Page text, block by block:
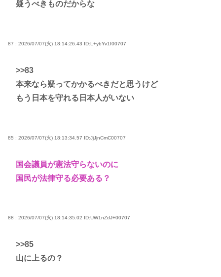
疑うべきものだからな
87 : 2026/07/07(火) 18:14:26.43 ID:L+ybYv1I00707
>>83
本来なら疑ってかかるべきだと思うけど
もう日本を守れる日本人がいない
85 : 2026/07/07(火) 18:13:34.57 ID:JjJjnCmC00707
国会議員が憲法守らないのに
国民が法律守る必要ある？
88 : 2026/07/07(火) 18:14:35.02 ID:UW1nZdJ+00707
>>85
山に上るの？